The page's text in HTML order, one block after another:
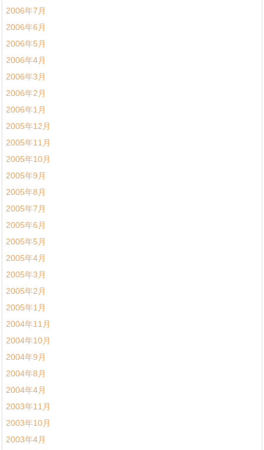
2006年7月
2006年6月
2006年5月
2006年4月
2006年3月
2006年2月
2006年1月
2005年12月
2005年11月
2005年10月
2005年9月
2005年8月
2005年7月
2005年6月
2005年5月
2005年4月
2005年3月
2005年2月
2005年1月
2004年11月
2004年10月
2004年9月
2004年8月
2004年4月
2003年11月
2003年10月
2003年4月